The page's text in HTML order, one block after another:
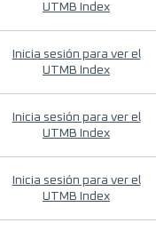
UTMB Index
Inicia sesión para ver el
UTMB Index
Inicia sesión para ver el
UTMB Index
Inicia sesión para ver el
UTMB Index